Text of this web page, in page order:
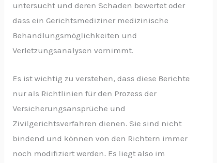
untersucht und deren Schaden bewertet oder
dass ein Gerichtsmediziner medizinische
Behandlungsmöglichkeiten und
Verletzungsanalysen vornimmt.
Es ist wichtig zu verstehen, dass diese Berichte
nur als Richtlinien für den Prozess der
Versicherungsansprüche und
Zivilgerichtsverfahren dienen. Sie sind nicht
bindend und können von den Richtern immer
noch modifiziert werden. Es liegt also im